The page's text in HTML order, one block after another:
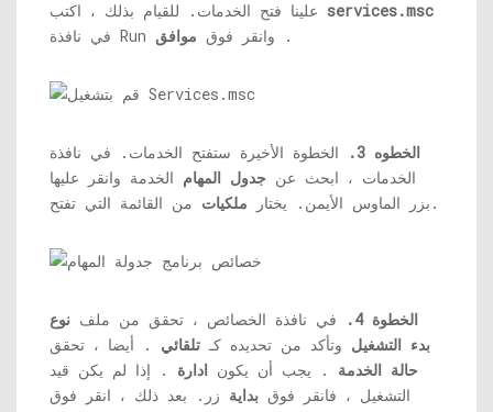
services.msc
في نافذة Run وانقر فوق موافق .
الخطوه 3.
الخطوة الأخيرة ستفتح الخدمات. في نافذة
الخدمات ، ابحث عن جدول المهام الخدمة وانقر عليها
بزر الماوس الأيمن. يختار ملكيات من القائمة التي تفتح.
الخطوة 4. في نافذة الخصائص ، تحقق من ملف نوع
بدء التشغيل وتأكد من تحديده كـ تلقائي . أيضا ، تحقق
حالة الخدمة . يجب أن يكون ادارة . إذا لم يكن قيد
التشغيل ، فانقر فوق بداية زر. بعد ذلك ، انقر فوق